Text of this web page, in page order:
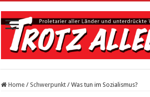
Home / Schwerpunkt / Was tun im Sozialismus?